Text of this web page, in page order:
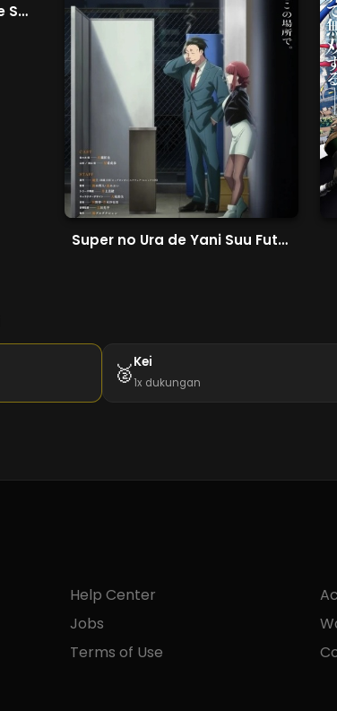
Hanazakari no Kimitachi e Season 2
Super no Ura de Yani Suu Futari
🥈Kei
1x dukungan
Help Center
Jobs
Terms of Use